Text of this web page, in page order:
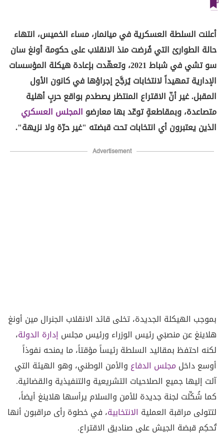
أعلنت السلطة العسكرية في ميانمار، مساء الخميس، انتهاء
حالة الطوارئ التي فُرضت منذ الانقلاب على حكومة أونغ سان
سو تشي في شباط 2021، وتعهّدت بإعادة هيكلة المؤسسات
الإدارية تمهيداً لانتخابات يُرجَّح إجراؤها في كانون الأول
المقبل. غير أنّ الاقتراع المنتظر يصطدم بواقع حربٍ أهلية
متصاعدة، وبمقاطعةٍ توعّد بها معارضو المجلس العسكري
الذين يعتبرون أي انتخابات تحت قبضته "غير حرّة ولا نزيهة".
Advertisement
بموجب الهيكلة الجديدة، تخلى قائد الانقلاب الجنرال مين أونغ
هلاينغ عن منصبَي رئيس الوزراء ورئيس مجلس إدارة الدولة،
لكنه احتفظ بمقاليد السلطة رئيساً مؤقتاً، ما يمنحه نفوذاً
أوسع داخلمجلس الدفاع والأمن الوطني، وهو الهيئة التي
آلت إليها جميع الصلاحيات التشريعية والتنفيذية والقضائية.
كما شُكِّلت لجنة جديدة للأمن والسلام يرأسها هلاينغ أيضاً،
لتتولى مراقبة العملية الانتخابية، في خطوة رأى مراقبون أنها
تُحكِم قبضة الجيش على صناديق الاقتراع.